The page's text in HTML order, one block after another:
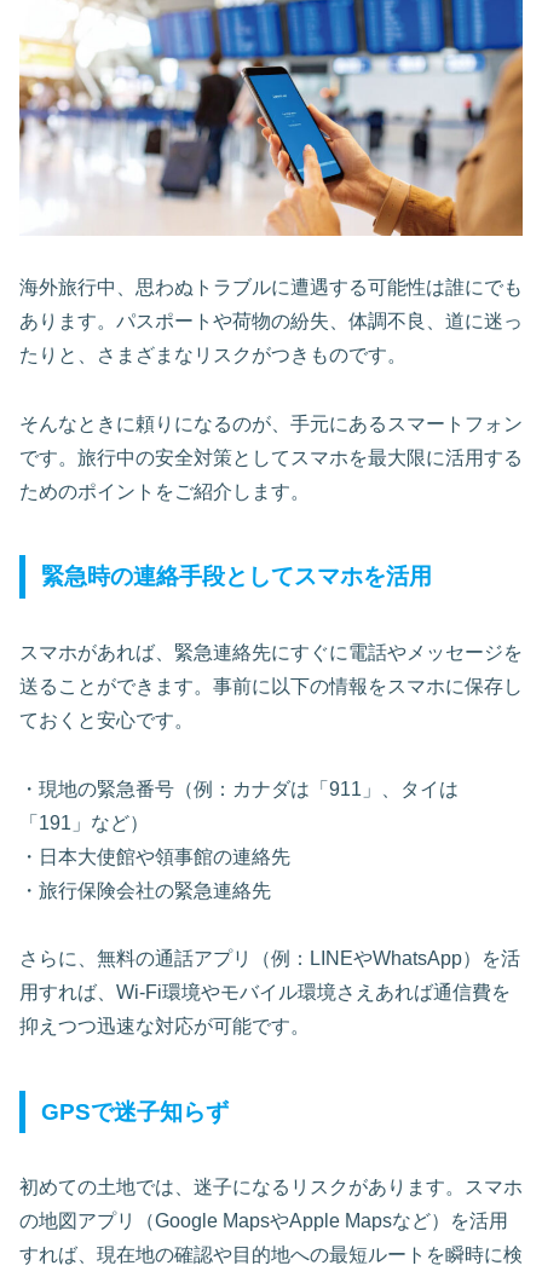
海外旅行中、思わぬトラブルに遭遇する可能性は誰にでも
あります。パスポートや荷物の紛失、体調不良、道に迷っ
たりと、さまざまなリスクがつきものです。
そんなときに頼りになるのが、手元にあるスマートフォン
です。旅行中の安全対策としてスマホを最大限に活用する
ためのポイントをご紹介します。
緊急時の連絡手段としてスマホを活用
スマホがあれば、緊急連絡先にすぐに電話やメッセージを
送ることができます。事前に以下の情報をスマホに保存し
ておくと安心です。
・現地の緊急番号（例：カナダは「911」、タイは
「191」など）
・日本大使館や領事館の連絡先
・旅行保険会社の緊急連絡先
さらに、無料の通話アプリ（例：LINEやWhatsApp）を活
用すれば、Wi-Fi環境やモバイル環境さえあれば通信費を
抑えつつ迅速な対応が可能です。
GPSで迷子知らず
初めての土地では、迷子になるリスクがあります。スマホ
の地図アプリ（Google MapsやApple Mapsなど）を活用
すれば、現在地の確認や目的地への最短ルートを瞬時に検